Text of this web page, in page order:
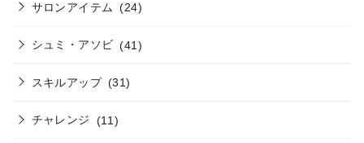
サロンアイテム (24)
シュミ・アソビ (41)
スキルアップ (31)
チャレンジ (11)